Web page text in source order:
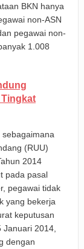
BKN hanya
non-ASN
pegawai non-
1.008
Tingkat
(RUU)
2014
pada pasal
pegawai tidak
yang bekerja
keputusan
2014,
dengan